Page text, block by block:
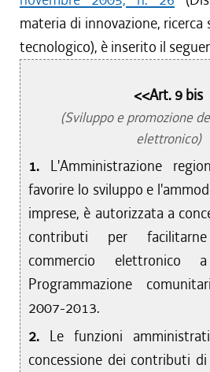
materia di innovazione,
tecnologico), è inserito il
<<Art. 9 bis
(Sviluppo e promozione
elettronico)
1. L'Amministrazione
favorire lo sviluppo e
imprese, è autorizzata a
contributi per
commercio elettronico
Programmazione
2007-2013.
2. Le funzioni
concessione dei contributi